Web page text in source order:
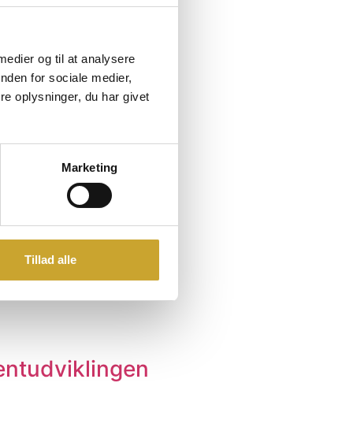
og til at analysere
for sociale medier,
oplysninger, du har givet
Marketing
Tillad alle